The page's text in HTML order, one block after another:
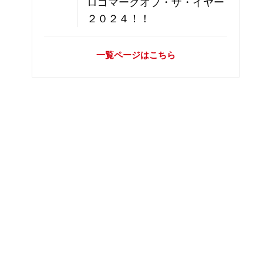
ロゴマークオブ・ザ・イヤー
２０２４！！
一覧ページはこちら